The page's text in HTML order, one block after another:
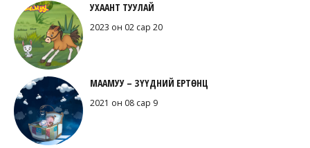
УХААНТ ТУУЛАЙ
2023 он 02 сар 20
МААМУУ – ЗҮҮДНИЙ ЕРТӨНЦ
2021 он 08 сар 9